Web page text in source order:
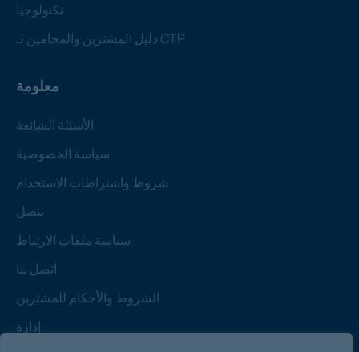
تكنولوجيا
دليل المشترين والمحامين لـ CTP
معلومة
الأسئلة الشائعة
سياسة الخصوصية
شزوط واشتراطات الاستخدام
تنصل
سياسة ملفات الارتباط
اتصل بنا
الشروط والأحكام للمشترين
إدارة